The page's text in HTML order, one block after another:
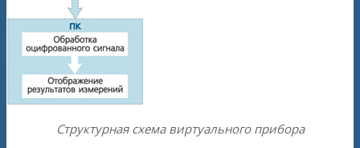
Cтруктурная схема виртуального прибора